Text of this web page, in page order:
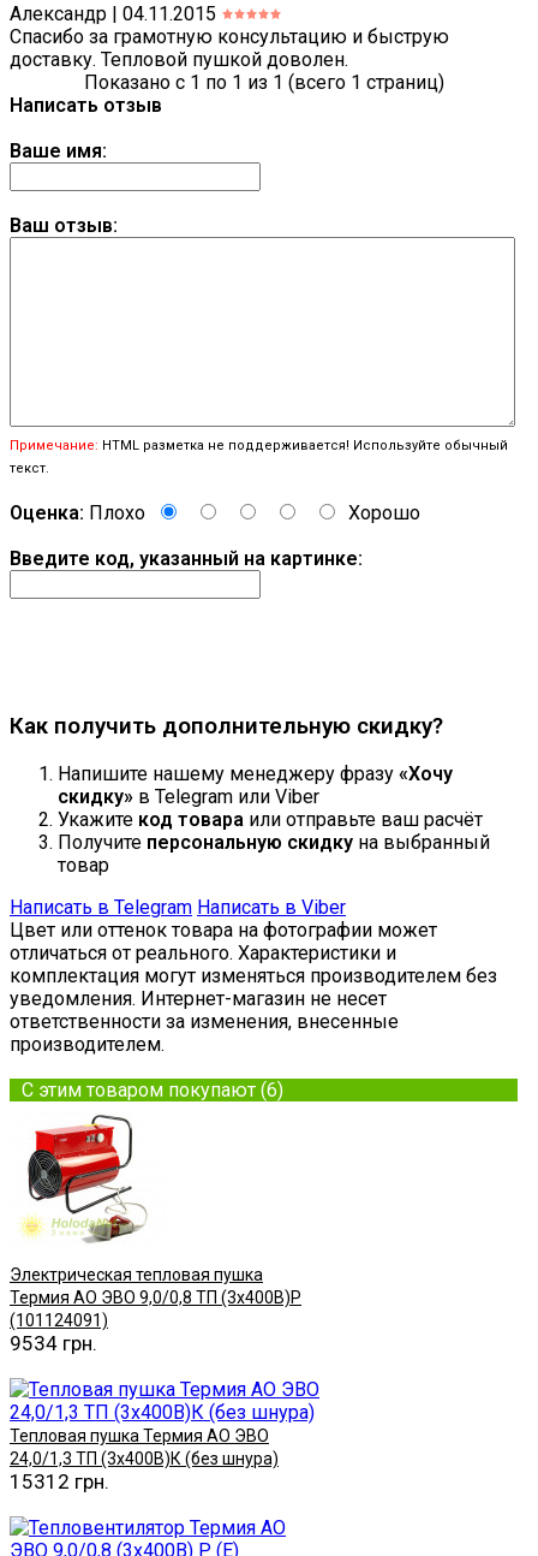
Александр | 04.11.2015
Спасибо за грамотную консультацию и быструю
доставку. Тепловой пушкой доволен.
Показано с 1 по 1 из 1 (всего 1 страниц)
Написать отзыв
Ваше имя:
Ваш отзыв:
Примечание: HTML разметка не поддерживается! Используйте обычный
текст.
Оценка: Плохо
Хорошо
Введите код, указанный на картинке:
Как получить дополнительную скидку?
Напишите нашему менеджеру фразу «Хочу
скидку» в Telegram или Viber
Укажите код товара или отправьте ваш расчёт
Получите персональную скидку на выбранный
товар
Написать в Telegram Написать в Viber
Цвет или оттенок товара на фотографии может
отличаться от реального. Характеристики и
комплектация могут изменяться производителем без
уведомления. Интернет-магазин не несет
ответственности за изменения, внесенные
производителем.
С этим товаром покупают (6)
Электрическая тепловая пушка
Термия АО ЭВО 9,0/0,8 ТП (3х400В)Р
(101124091)
9534 грн.
Тепловая пушка Термия АО ЭВО
24,0/1,3 ТП (3х400В)К (без шнура)
15312 грн.